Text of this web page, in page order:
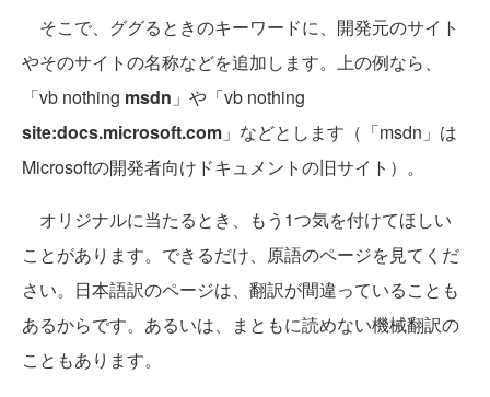
そこで、ググるときのキーワードに、開発元のサイト
やそのサイトの名称などを追加します。上の例なら、
「vb nothing msdn 」や「vb nothing
site:docs.microsoft.com 」などとします（「msdn」は
Microsoftの開発者向けドキュメントの旧サイト）。
オリジナルに当たるとき、もう1つ気を付けてほしい
ことがあります。できるだけ、原語のページを見てくだ
さい。日本語訳のページは、翻訳が間違っていることも
あるからです。あるいは、まともに読めない機械翻訳の
こともあります。